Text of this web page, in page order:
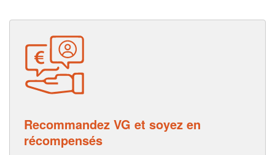
Recommandez VG et soyez en
récompensés